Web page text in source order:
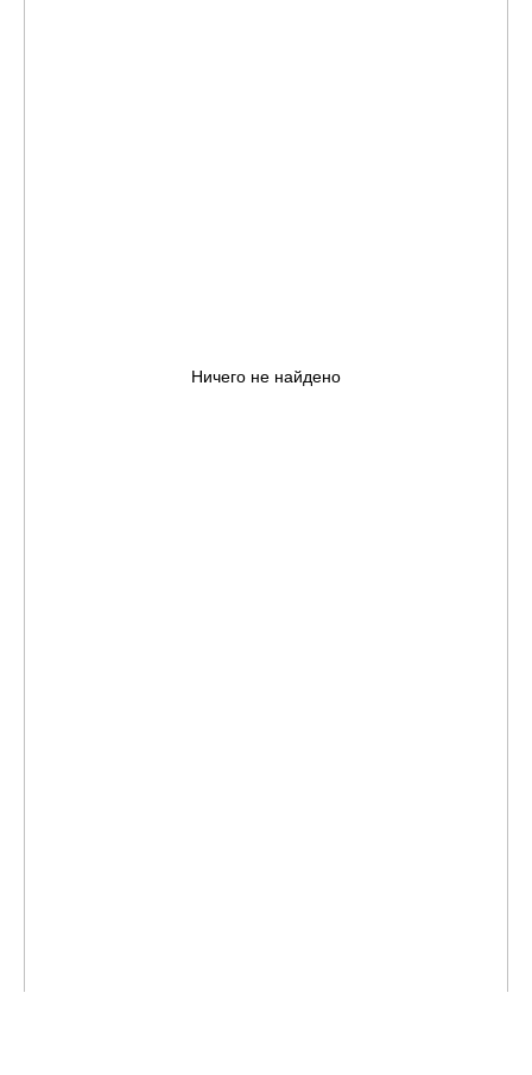
Ничего не найдено